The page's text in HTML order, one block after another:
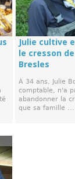
Julie cultive
le cresson
Bresles
À 34 ans, Julie
comptable, n'a
abandonner la
que sa famille ...